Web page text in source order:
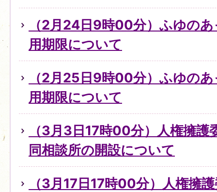
（2月24日9時00分）ふゆの
用期限について
（2月25日9時00分）ふゆの
用期限について
（3月3日17時00分）人権擁護
同相談所の開設について
（3月17日17時00分）人権擁